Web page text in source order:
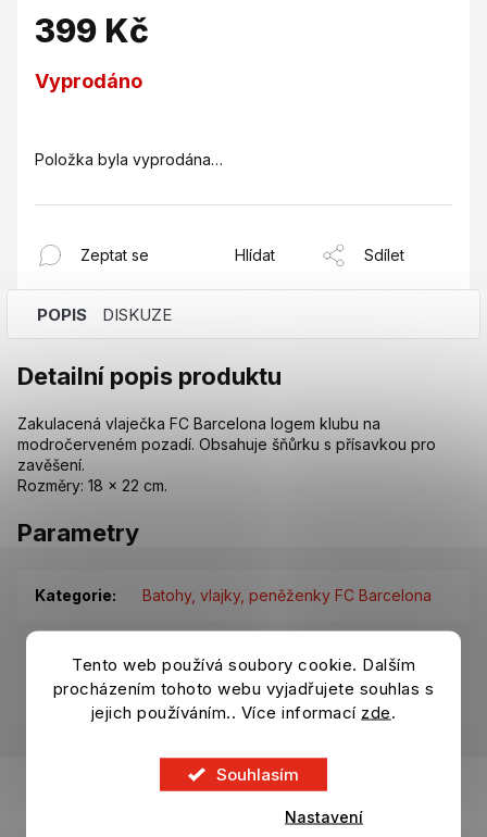
Tento web používá soubory cookie. Dalším
procházením tohoto webu vyjadřujete souhlas s
jejich používáním.. Více informací zde.
Souhlasím
Nastavení
399 Kč
cena:
Vyprodáno
Položka byla vyprodána…
Zeptat se Hlídat Sdílet
POPIS DISKUZE
Detailní popis produktu
Zakulacená vlaječka FC Barcelona logem klubu na
modročerveném pozadí. Obsahuje šňůrku s přísavkou pro
zavěšení.
Rozměry: 18 × 22 cm.
Parametry
Kategorie: Batohy, vlajky, peněženky FC Barcelona
Položka byla vyprodána…